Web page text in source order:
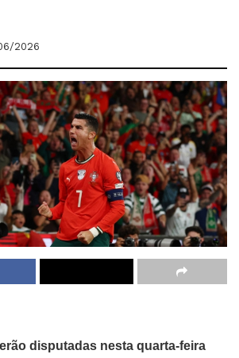
2026
disputadas nesta quarta-feira